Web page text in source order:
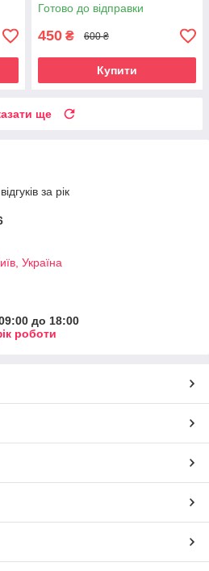
Готово до відправки
450 ₴ 600 ₴
Купити
ще
за рік
Україна
до 18:00
роботи